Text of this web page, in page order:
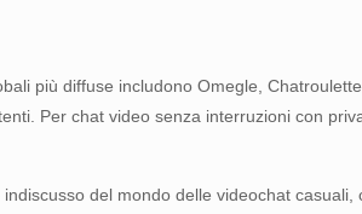
più diffuse includono Omegle, Chatroulette
Per chat video senza interruzioni con
del mondo delle videochat casuali,